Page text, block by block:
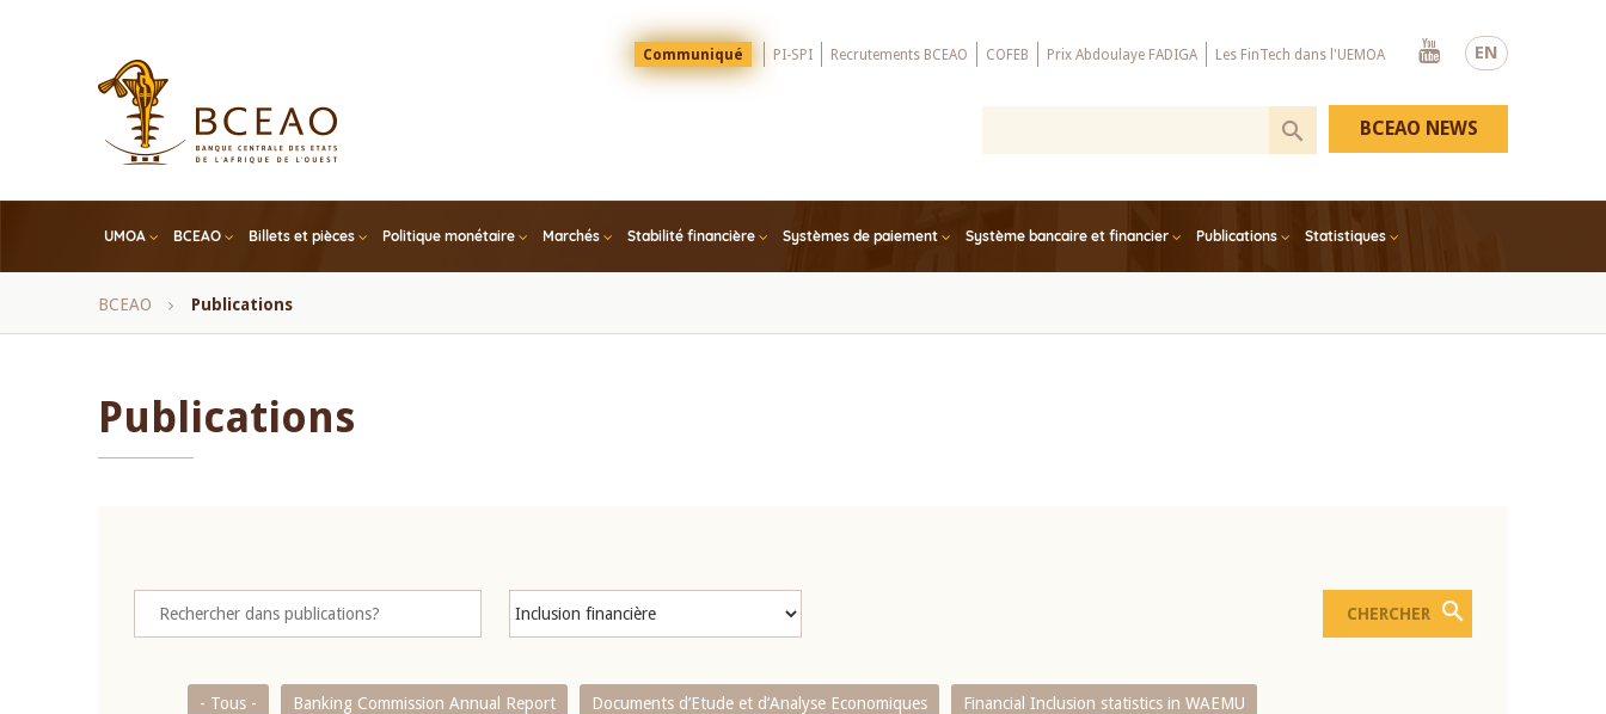
EN
Menu
Top
Communiqué PI-SPI Recrutements BCEAO COFEB Prix Abdoulaye FADIGA Les FinTech dans l'UEMOA
Youtube
UMOA BCEAO Billets et pièces Politique monétaire Marchés Stabilité financière Systèmes de paiement Système bancaire et financier Publications Statistiques
BCEAO NEWS
Fil
BCEAO Publications
Publications
- Tous - Banking Commission Annual Report Documents d’Etude et d’Analyse Economiques Financial Inclusion statistics in WAEMU